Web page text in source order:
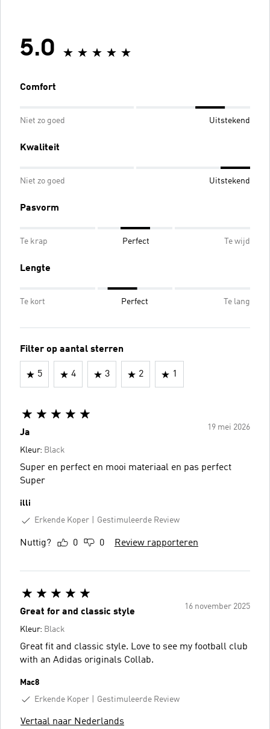
5.0
Comfort
Niet zo goed Uitstekend
Kwaliteit
Niet zo goed Uitstekend
Pasvorm
Te krap Perfect Te wijd
Lengte
Te kort Perfect Te lang
Filter op aantal sterren
5 4 3 2 1
19 mei 2026
Ja
Kleur: Black
Super en perfect en mooi materiaal en pas perfect
Super
illi
Erkende Koper
Gestimuleerde Review
Nuttig? 0 0 Review rapporteren
16 november 2025
Great for and classic style
Kleur: Black
Great fit and classic style. Love to see my football club
with an Adidas originals Collab.
Mac8
Erkende Koper
Gestimuleerde Review
Vertaal naar Nederlands